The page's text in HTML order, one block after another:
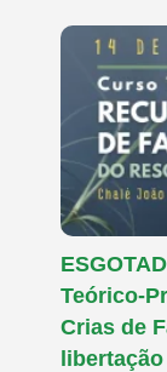
Teórico-
Crias de